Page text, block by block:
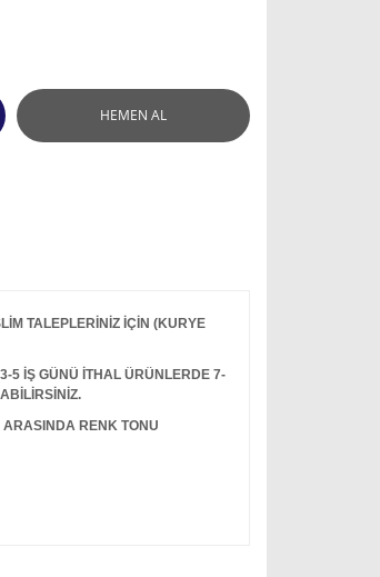
HEMEN AL
TALEPLERİNİZ İÇİN (KURYE
İŞ GÜNÜ İTHAL ÜRÜNLERDE 7-
RENK TONU